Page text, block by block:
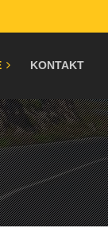
KONTAKT